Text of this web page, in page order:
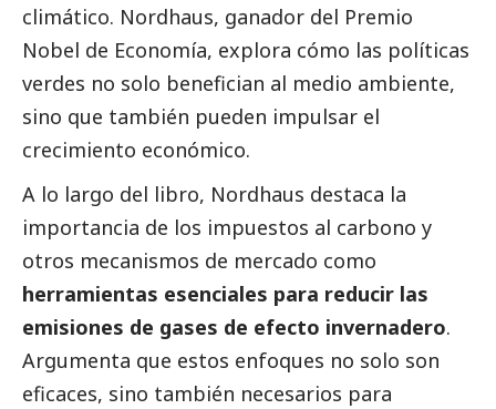
climático. Nordhaus, ganador del Premio
Nobel de Economía, explora cómo las políticas
verdes no solo benefician al medio ambiente,
sino que también pueden impulsar el
crecimiento económico.
A lo largo del libro, Nordhaus destaca la
importancia de los impuestos al carbono y
otros mecanismos de mercado como
herramientas esenciales para reducir las
emisiones de gases de efecto invernadero.
Argumenta que estos enfoques no solo son
eficaces, sino también necesarios para